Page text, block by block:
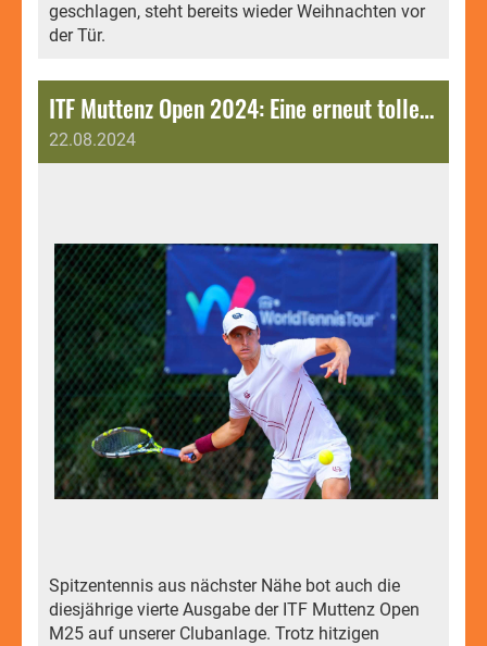
geschlagen, steht bereits wieder Weihnachten vor
der Tür.
ITF Muttenz Open 2024: Eine erneut tolle Turnierwoche auf unserer Clubanlage.
22.08.2024
Spitzentennis aus nächster Nähe bot auch die
diesjährige vierte Ausgabe der ITF Muttenz Open
M25 auf unserer Clubanlage. Trotz hitzigen